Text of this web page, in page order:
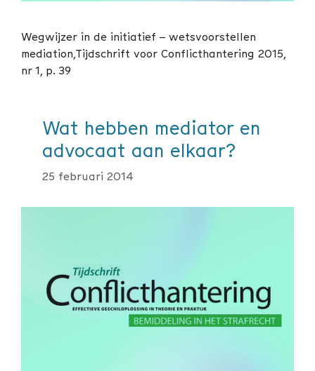
Wegwijzer in de initiatief – wetsvoorstellen
mediation,Tijdschrift voor Conflicthantering 2015,
nr 1, p. 39
Wat hebben mediator en
advocaat aan elkaar?
25 februari 2014